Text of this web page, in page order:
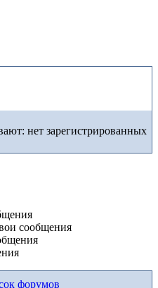
нет зарегистрированных
сообщения
форумов